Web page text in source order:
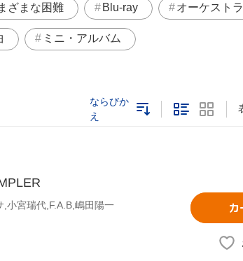
ざまな困難 Blu-ray オーケストラ
ミニ・アルバム
ならびか
え
小宮瑞代,F.A.B,嶋田陽一